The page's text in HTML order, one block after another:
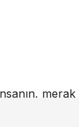
merak